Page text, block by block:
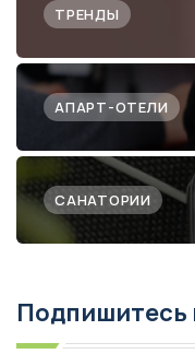
ТРЕНДЫ
АПАРТ-ОТЕЛИ
САНАТОРИИ
Подпишитесь